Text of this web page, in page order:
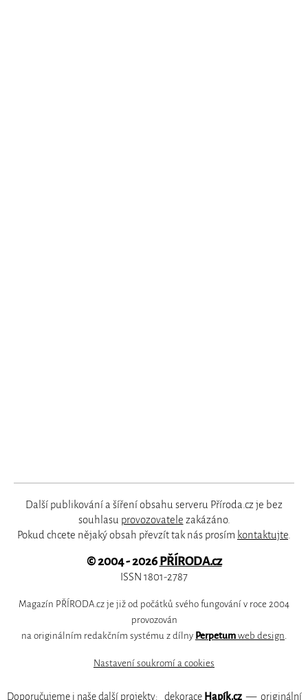
Další publikování a šíření obsahu serveru Příroda.cz je bez
souhlasu provozovatele zakázáno.
Pokud chcete nějaký obsah převzít tak nás prosím kontaktujte.
© 2004 - 2026PŘÍRODA.cz
ISSN 1801-2787
Magazín PŘÍRODA.cz je již od počátků svého fungování v roce 2004
provozován
na originálním redakčním systému z dílny Perpetum web design
Nastavení soukromí a cookies
Doporučujeme i naše další projekty: dekorace Hapík.cz— originální